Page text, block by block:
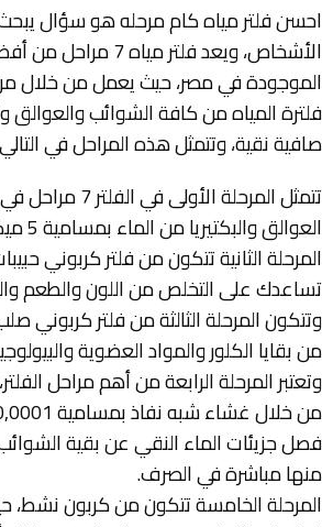
احسن فلتر مياه كام مرحله هو سؤال
الأشخاص، ويعد فلتر مياه
الموجودة في مصر، حيث يعمل من خلال
فلترة المياه من كافة الشوائب والعوالق
صافية نقية، وتتمثل هذه المراحل في
تتمثل المرحلة
العوالق والبكتيريا من الماء بمسامية 5 ميكرون.
المرحلة الثانية تتكون من فلتر كربوني
تساعدك على التخلص من اللون والطعم
وتتكون المرحلة الثالثة من فلتر
من بقايا الكلور والمواد العضوية
وتعتبر المرحلة الرابعة من أهم مراحل
فصل جزيئات الماء النقي عن بقية
منها مباشرة في الصرف.
المرحلة الخامسة تتكون من كربون نشط،